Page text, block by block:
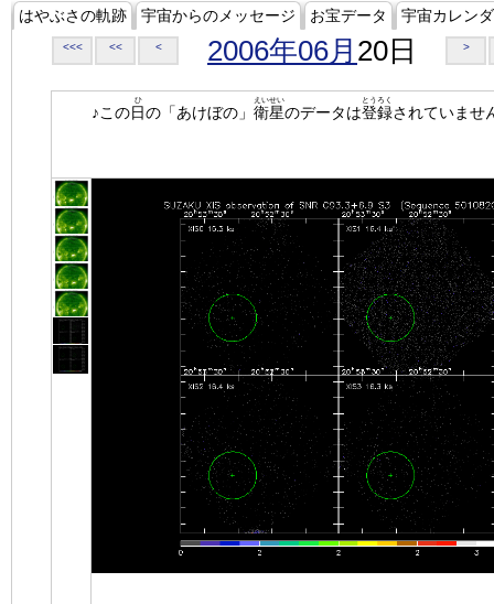
はやぶさの軌跡 宇宙からのメッセージ お宝データ 宇宙カレン
<<< << < 2006年06月 20日 >
♪この日
ひ
の「あけぼの」 衛星
えいせい
のデータは登録
とうろく
されていませ